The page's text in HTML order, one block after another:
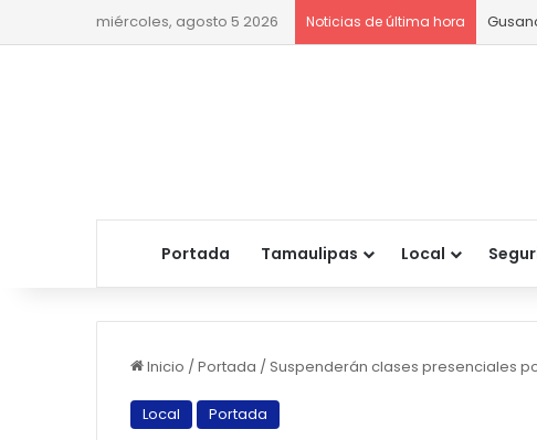
miércoles, agosto 5 2026 Noticias de última hora
Portada Tamaulipas Local
Inicio /Portada /Suspenderán clases presenciales
Local Portada